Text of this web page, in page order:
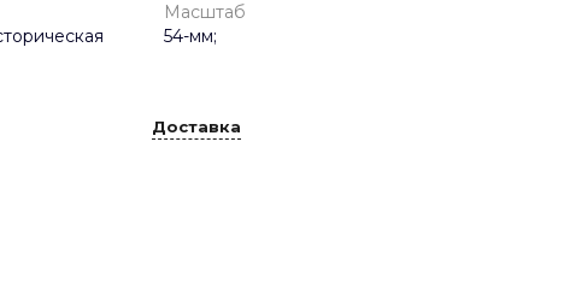
Масштаб
54-мм;
Доставка